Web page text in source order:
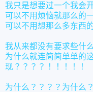
我只是想要过一个我会
可以不用烦恼就那么的
可以不用想那么多东西
我从来都没有要求些什
为什么就连简简单单的
现？？？？！！！！！
为什么？？？？为什么